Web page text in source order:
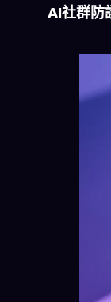
AI社群防